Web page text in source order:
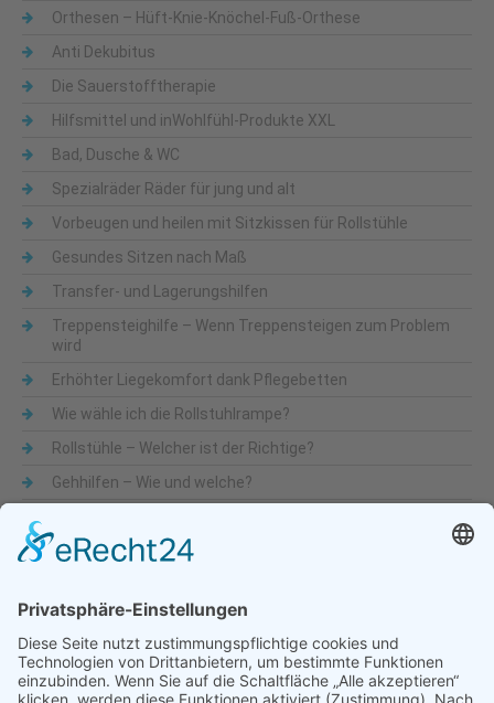
Orthesen – Hüft-Knie-Knöchel-Fuß-Orthese
Anti Dekubitus
Die Sauerstofftherapie
Hilfsmittel und inWohlfühl-Produkte XXL
Bad, Dusche & WC
Spezialräder Räder für jung und alt
Vorbeugen und heilen mit Sitzkissen für Rollstühle
Gesundes Sitzen nach Maß
Transfer- und Lagerungshilfen
Treppensteighilfe – Wenn Treppensteigen zum Problem
wird
Erhöhter Liegekomfort dank Pflegebetten
Wie wähle ich die Rollstuhlrampe?
Rollstühle – Welcher ist der Richtige?
Gehhilfen – Wie und welche?
Beliebte Themen